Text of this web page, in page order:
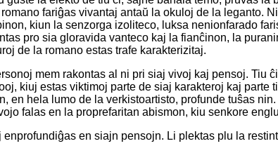
fariĝas vivantaj antaŭ la okuloj de la leganto.
kiun la senzorga izoliteco, luksa nenionfarado
pro sia gloravida vanteco kaj la fianĉinon, la
de la romano estas trafe karakterizitaj.
mem rakontas al ni pri siaj vivoj kaj pensoj. Tiu
kiuj estas viktimoj parte de siaj karakteroj kaj
en hela lumo de la verkistoartisto, profunde tuŝas
falas en la proprefaritan abismon, kiu senkore
en siajn pensojn. Li plektas plu la